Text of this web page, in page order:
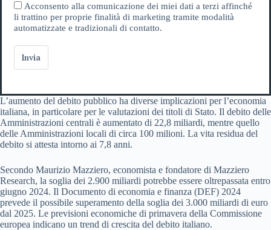
Acconsento alla comunicazione dei miei dati a terzi affinché
li trattino per proprie finalità di marketing tramite modalità
automatizzate e tradizionali di contatto.
Invia
L’aumento del debito pubblico ha diverse implicazioni per l’economia
italiana, in particolare per le valutazioni dei titoli di Stato. Il debito delle
Amministrazioni centrali è aumentato di 22,8 miliardi, mentre quello
delle Amministrazioni locali di circa 100 milioni. La vita residua del
debito si attesta intorno ai 7,8 anni.
Secondo Maurizio Mazziero, economista e fondatore di Mazziero
Research, la soglia dei 2.900 miliardi potrebbe essere oltrepassata entro
giugno 2024. Il Documento di economia e finanza (DEF) 2024
prevede il possibile superamento della soglia dei 3.000 miliardi di euro
dal 2025. Le previsioni economiche di primavera della Commissione
europea indicano un trend di crescita del debito italiano.